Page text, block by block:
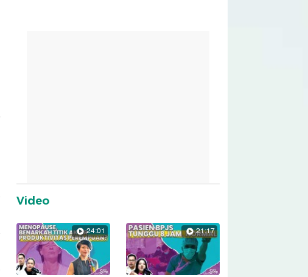
Video
24:01 21:17